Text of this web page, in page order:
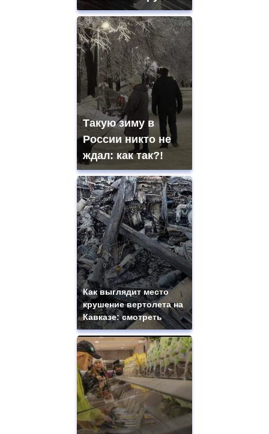
Такую зиму в
России никто не
ждал: как так?!
Как выглядит место
крушение вертолета на
Кавказе: смотреть